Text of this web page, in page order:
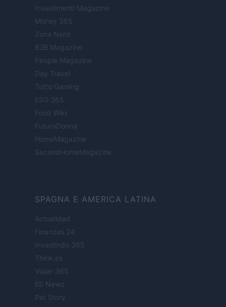
Investimenti Magazine
Money 365
Zona Nerd
B2B Magazine
People Magazine
Day Travel
Tutto Gaming
ESG 365
Food Wiki
FuturoDonna
HomeMagazine
SecondHomeMagazine
SPAGNA E AMERICA LATINA
Actualidad
Finanzas 24
Investindo 365
Think.es
Viajar 365
ES Newz
Pet Story